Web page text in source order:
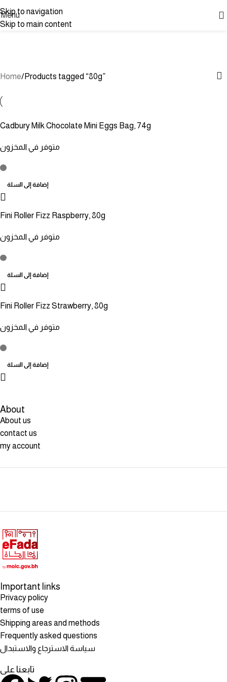
Skip to navigation
Skip to main content
Menu
Home Products tagged “80g”
Cadbury Milk Chocolate Mini Eggs Bag, 74g
متوفر في المخزون
إضافة إلى السلة
Fini Roller Fizz Raspberry, 80g
متوفر في المخزون
إضافة إلى السلة
Fini Roller Fizz Strawberry, 80g
متوفر في المخزون
إضافة إلى السلة
About
About us
contact us
my account
Important links
Privacy policy
terms of use
Shipping areas and methods
Frequently asked questions
سياسة الاسترجاع والاستبدال
تابعنا على